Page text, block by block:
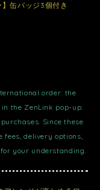
缶バッジ3個付き
order: the
the ZenLink pop-up.
Since these
fees, delivery options,
your understanding.